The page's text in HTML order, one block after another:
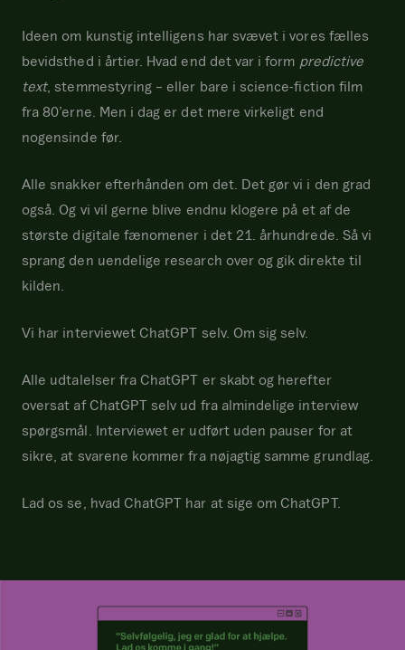
Ideen om kunstig intelligens har svævet i vores fælles
bevidsthed i årtier. Hvad end det var i form predictive
text, stemmestyring – eller bare i science-fiction film
fra 80’erne. Men i dag er det mere virkeligt end
nogensinde før.
Alle snakker efterhånden om det. Det gør vi i den grad
også. Og vi vil gerne blive endnu klogere på et af de
største digitale fænomener i det 21. århundrede. Så vi
sprang den uendelige research over og gik direkte til
kilden.
Vi har interviewet ChatGPT selv. Om sig selv.
Alle udtalelser fra ChatGPT er skabt og herefter
oversat af ChatGPT selv ud fra almindelige interview
spørgsmål. Interviewet er udført uden pauser for at
sikre, at svarene kommer fra nøjagtig samme grundlag.
Lad os se, hvad ChatGPT har at sige om ChatGPT.